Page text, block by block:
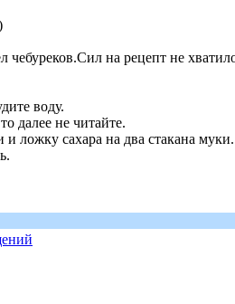
чебуреков.Сил на рецепт не
воду.
далее не читайте.
и ложку сахара на два стакана